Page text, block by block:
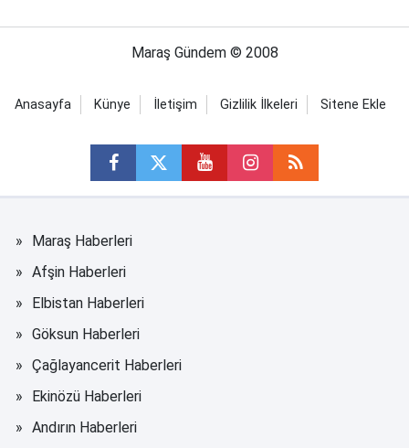
Maraş Gündem © 2008
Anasayfa Künye İletişim Gizlilik İlkeleri Sitene Ekle
Maraş Haberleri
Afşin Haberleri
Elbistan Haberleri
Göksun Haberleri
Çağlayancerit Haberleri
Ekinözü Haberleri
Andırın Haberleri